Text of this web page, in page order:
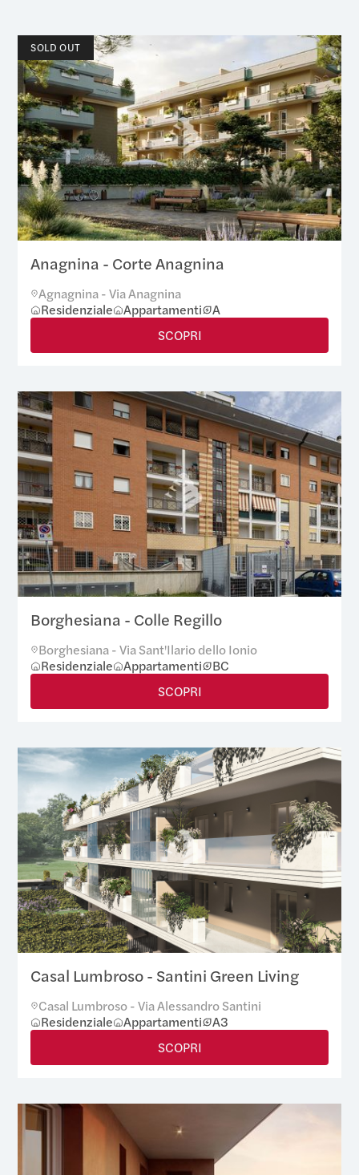
SOLD OUT
Anagnina - Corte Anagnina
Agnagnina - Via Anagnina
Residenziale
Appartamenti
A
SCOPRI
Borghesiana - Colle Regillo
Borghesiana - Via Sant'Ilario dello Ionio
Residenziale
Appartamenti BC
SCOPRI
Casal Lumbroso - Santini Green Living
Casal Lumbroso - Via Alessandro Santini
Residenziale
Appartamenti
A3
SCOPRI